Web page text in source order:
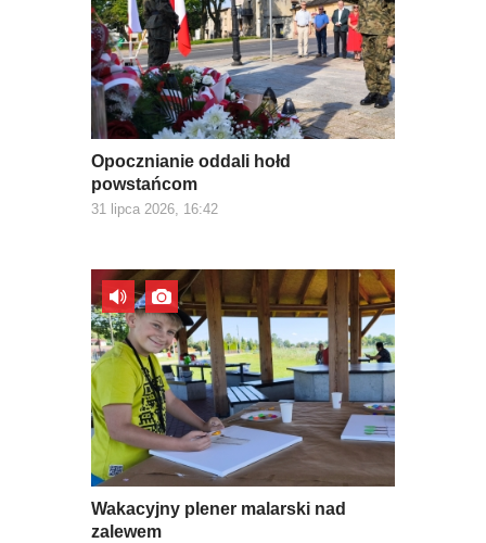
Opocznianie oddali hołd
powstańcom
31 lipca 2026, 16:42
Wakacyjny plener malarski nad
zalewem